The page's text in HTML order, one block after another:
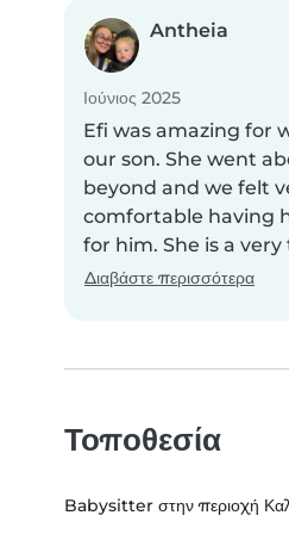
Antheia
Ιούνιος 2025
Efi was amazing for
our son. She went
beyond and we felt
comfortable having
for him. She is a very
Διαβάστε περισσότερα
Τοποθεσία
Babysitter στην περιοχή